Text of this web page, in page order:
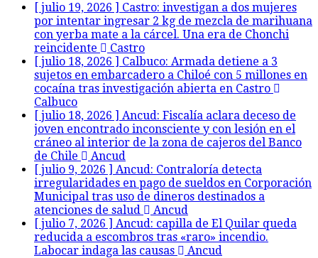
[ julio 19, 2026 ] Castro: investigan a dos mujeres
por intentar ingresar 2 kg de mezcla de marihuana
con yerba mate a la cárcel. Una era de Chonchi
reincidente
Castro
[ julio 18, 2026 ] Calbuco: Armada detiene a 3
sujetos en embarcadero a Chiloé con 5 millones en
cocaína tras investigación abierta en Castro
Calbuco
[ julio 18, 2026 ] Ancud: Fiscalía aclara deceso de
joven encontrado inconsciente y con lesión en el
cráneo al interior de la zona de cajeros del Banco
de Chile
Ancud
[ julio 9, 2026 ] Ancud: Contraloría detecta
irregularidades en pago de sueldos en Corporación
Municipal tras uso de dineros destinados a
atenciones de salud
Ancud
[ julio 7, 2026 ] Ancud: capilla de El Quilar queda
reducida a escombros tras «raro» incendio.
Labocar indaga las causas
Ancud